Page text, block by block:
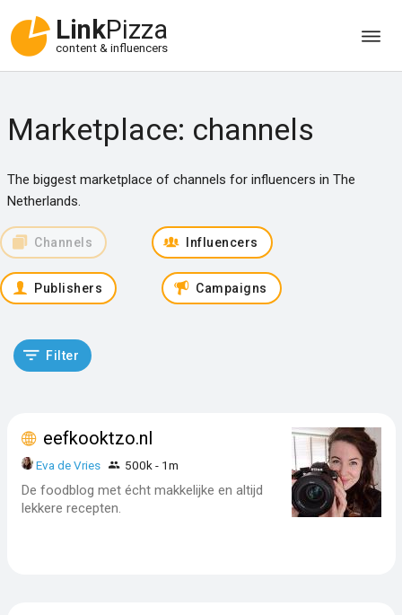
LinkPizza
content & influencers
Marketplace: channels
The biggest marketplace of channels for influencers in The
Netherlands.
Channels Influencers
Publishers Campaigns
Filter
eefkooktzo.nl
Eva de Vries 500k - 1m
De foodblog met écht makkelijke en altijd
lekkere recepten.